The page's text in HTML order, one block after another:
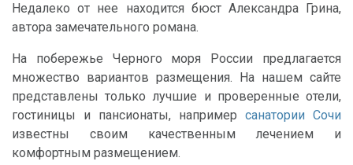
Недалеко от нее находится бюст Александра Грина,
автора замечательного романа.
На побережье Черного моря России предлагается
множество вариантов размещения. На нашем сайте
представлены только лучшие и проверенные отели,
гостиницы и пансионаты, например санатории Сочи
известны своим качественным лечением и
комфортным размещением.